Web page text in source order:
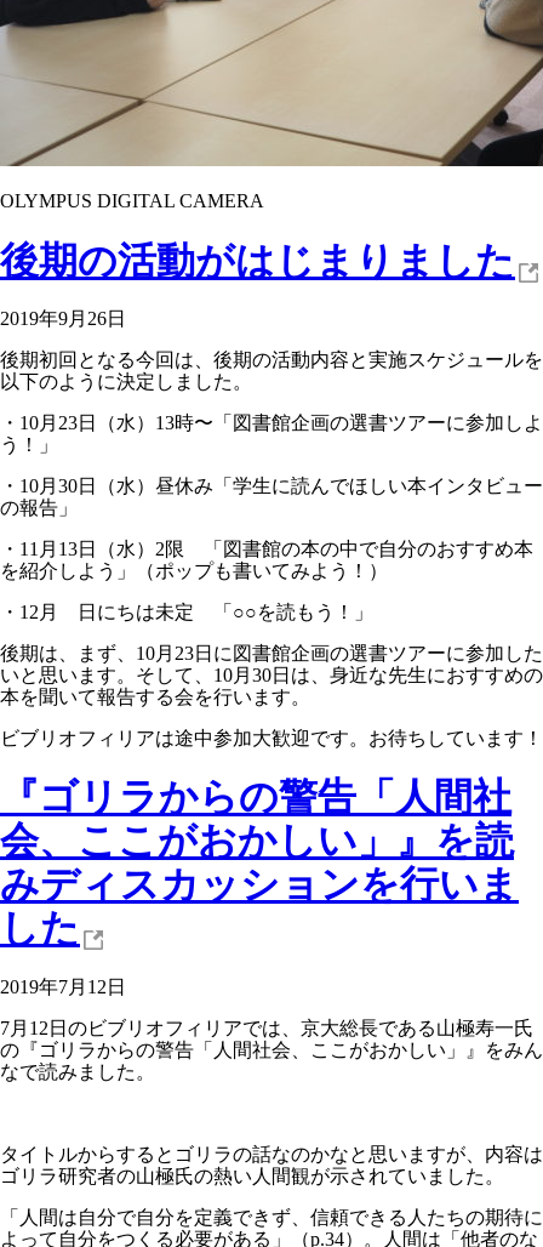
OLYMPUS DIGITAL CAMERA
後期の活動がはじまりました
2019年9月26日
後期初回となる今回は、後期の活動内容と実施スケジュールを
以下のように決定しました。
・10月23日（水）13時〜「図書館企画の選書ツアーに参加しよ
う！」
・10月30日（水）昼休み「学生に読んでほしい本インタビュー
の報告」
・11月13日（水）2限 「図書館の本の中で自分のおすすめ本
を紹介しよう」（ポップも書いてみよう！）
・12月 日にちは未定 「○○を読もう！」
後期は、まず、10月23日に図書館企画の選書ツアーに参加した
いと思います。そして、10月30日は、身近な先生におすすめの
本を聞いて報告する会を行います。
ビブリオフィリアは途中参加大歓迎です。お待ちしています！
『ゴリラからの警告「人間社
会、ここがおかしい」』を読
みディスカッションを行いま
した
2019年7月12日
7月12日のビブリオフィリアでは、京大総長である山極寿一氏
の『ゴリラからの警告「人間社会、ここがおかしい」』をみん
なで読みました。
タイトルからするとゴリラの話なのかなと思いますが、内容は
ゴリラ研究者の山極氏の熱い人間観が示されていました。
「人間は自分で自分を定義できず、信頼できる人たちの期待に
よって自分をつくる必要がある」（p.34）。人間は「他者のな